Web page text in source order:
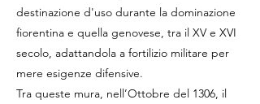
destinazione d'uso durante la dominazione
fiorentina e quella genovese, tra il XV e XVI
secolo, adattandola a fortilizio militare per
mere esigenze difensive.
Tra queste mura, nell’Ottobre del 1306, il